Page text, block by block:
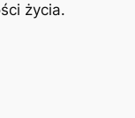
życia.